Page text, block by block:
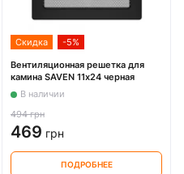
Скидка -5%
Вентиляционная решетка для
камина SAVEN 11х24 черная
В наличии
494 грн
469 грн
ПОДРОБНЕЕ